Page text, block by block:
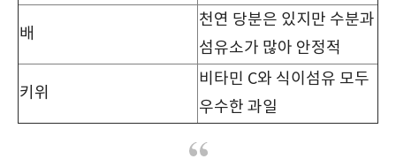
배
천연 당분은 있지만 수분과
섬유소가 많아 안정적
키위
비타민 C와 식이섬유 모두
우수한 과일